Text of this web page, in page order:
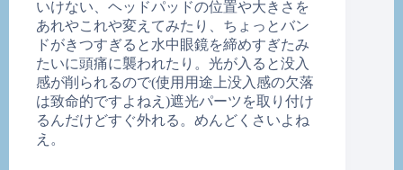
いけない、ヘッドパッドの位置や大きさを
あれやこれや変えてみたり、ちょっとバン
ドがきつすぎると水中眼鏡を締めすぎたみ
たいに頭痛に襲われたり。光が入ると没入
感が削られるので(使用用途上没入感の欠落
は致命的ですよねえ)遮光パーツを取り付け
るんだけどすぐ外れる。めんどくさいよね
え。